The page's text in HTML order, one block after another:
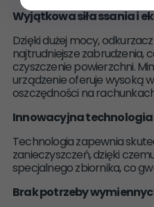
Wyjątkowa siła ssaniai
Dzięki dużej mocy,
najtrudniejsze zabrudzenia,
czyszczenie powierzchni.
urządzenie oferuje wysoką
oszczędności na
Innowacyjna
Technologia zapewnia
zanieczyszczeń, dzięki
specjalnego zbiornika, co
Brak potrzeby